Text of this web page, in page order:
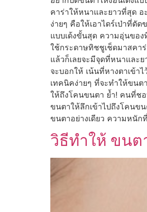
คาร่าให้หนาและยาวที่สุด
ง่ายๆ คือให้เอาไดร์เป่าที่ดั
แบบเด้งขั้นสุด ความอุ่นขอ
ใช้กระดาษทิชชูเช็ดมาสคา
แล้วก็เลยจะมีจุดที่หนาและ
จะบอกให้ เน้นที่หางตาเข้า
เทคนิคง่ายๆ ที่จะทำให้ขน
ให้ถึงโคนขนตา ย้ำ! คนที่ช
ขนตาให้ลึกเข้าไปถึงโคนข
ขนตาอย่างเดียว ความหนั
วิธีทำให้ ขนต